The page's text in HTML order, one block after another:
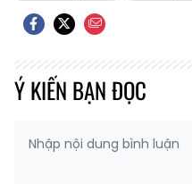
Ý KIẾN BẠN ĐỌC